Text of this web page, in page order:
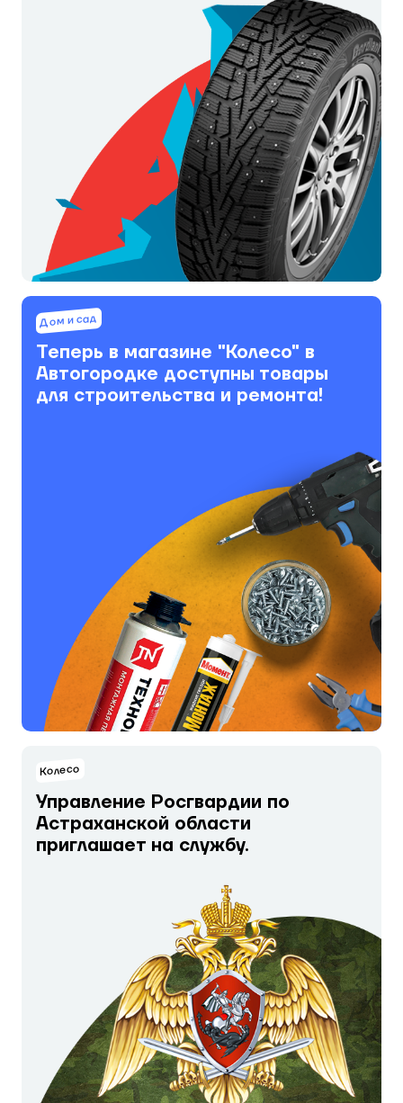
Дом и сад
Теперь в магазине "Колесо" в
Автогородке доступны товары
для строительства и ремонта!
Колесо
Управление Росгвардии по
Астраханской области
приглашает на службу.